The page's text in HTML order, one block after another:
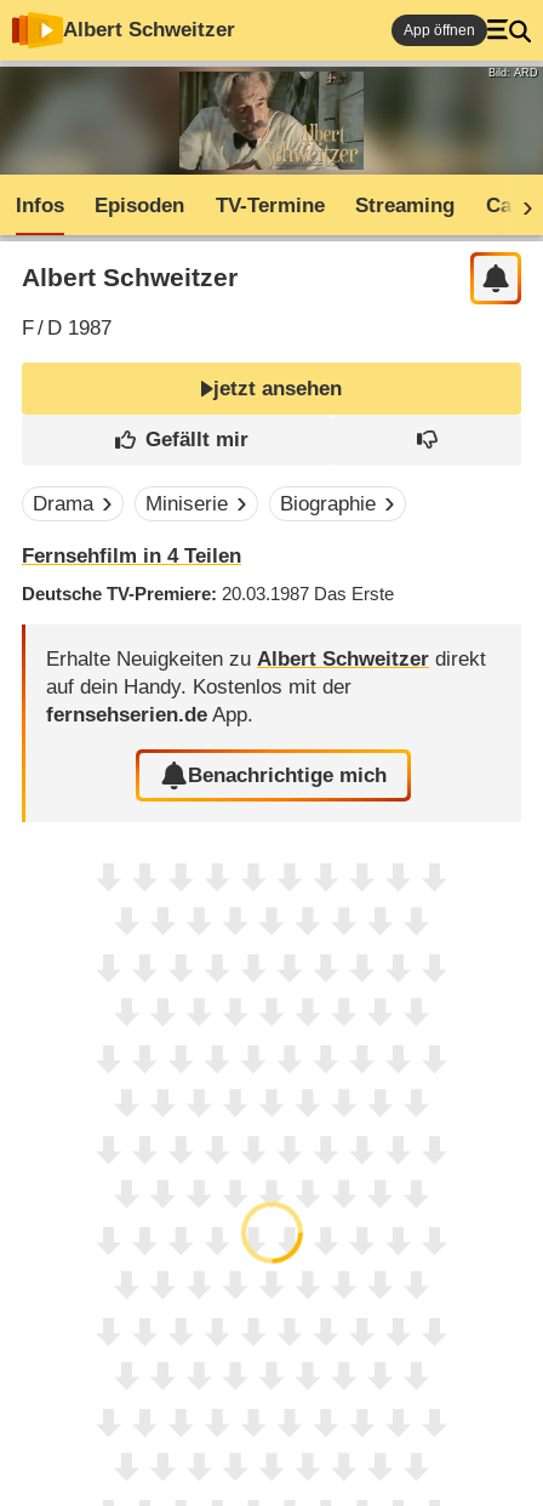
Albert Schweitzer App öffnen
Bild: ARD
Infos Episoden TV-Termine Streaming Cast
Albert Schweitzer
F/ D1987
jetzt ansehen
Drama Miniserie Biographie
Fernsehfilm in 4 Teilen
Deutsche TV-Premiere 20.03.1987 Das Erste
Erhalte Neuigkeiten zu Albert Schweitzerdirekt
auf dein Handy. Kostenlos mit der
fernsehserien.deApp.
Benachrichtige mich